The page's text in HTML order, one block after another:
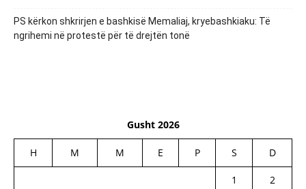
PS kërkon shkrirjen e bashkisë Memaliaj, kryebashkiaku: Të
ngrihemi në protestë për të drejtën tonë
Gusht 2026
H M M E P S D
1
2